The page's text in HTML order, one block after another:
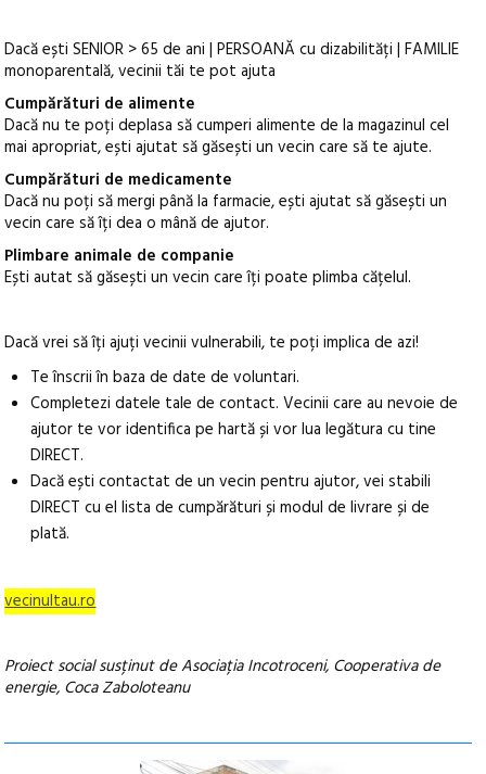
Dacă ești SENIOR > 65 de ani | PERSOANĂ cu dizabilități | FAMILIE
monoparentală, vecinii tăi te pot ajuta
Cumpărături de alimente
Dacă nu te poți deplasa să cumperi alimente de la magazinul cel
mai apropriat, ești ajutat să găsești un vecin care să te ajute.
Cumpărături de medicamente
Dacă nu poți să mergi până la farmacie, ești ajutat să găsești un
vecin care să îți dea o mână de ajutor.
Plimbare animale de companie
Ești autat să găsești un vecin care îți poate plimba cățelul.
Dacă vrei să îți ajuți vecinii vulnerabili, te poți implica de azi!
Te înscrii în baza de date de voluntari.
Completezi datele tale de contact. Vecinii care au nevoie de
ajutor te vor identifica pe hartă și vor lua legătura cu tine
DIRECT.
Dacă ești contactat de un vecin pentru ajutor, vei stabili
DIRECT cu el lista de cumpărături și modul de livrare și de
plată.
vecinultau.ro
Proiect social susținut de Asociația Incotroceni, Cooperativa de
energie, Coca Zaboloteanu